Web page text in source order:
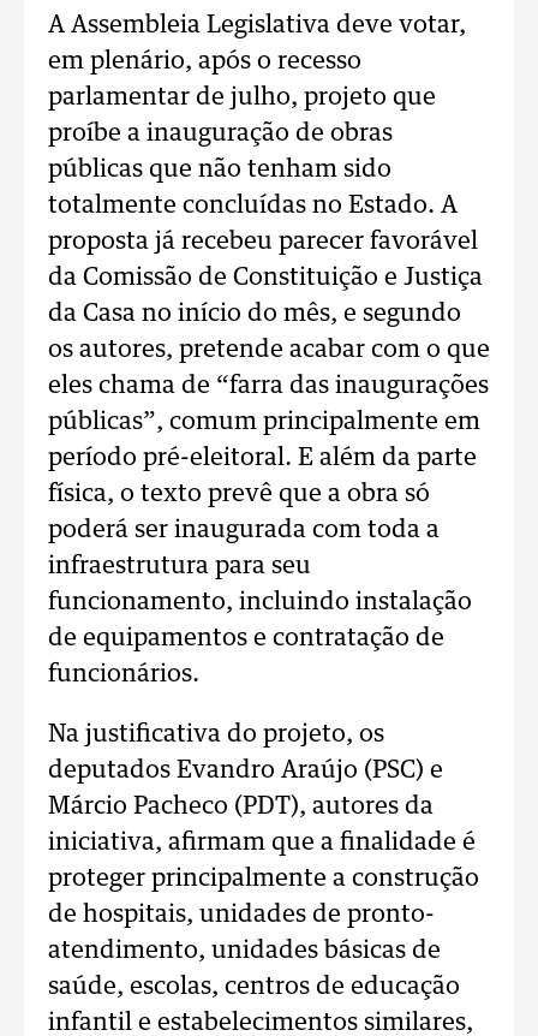
A Assembleia Legislativa deve votar,
em plenário, após o recesso
parlamentar de julho, projeto que
proíbe a inauguração de obras
públicas que não tenham sido
totalmente concluídas no Estado. A
proposta já recebeu parecer favorável
da Comissão de Constituição e Justiça
da Casa no início do mês, e segundo
os autores, pretende acabar com o que
eles chama de “farra das inaugurações
públicas”, comum principalmente em
período pré-eleitoral. E além da parte
física, o texto prevê que a obra só
poderá ser inaugurada com toda a
infraestrutura para seu
funcionamento, incluindo instalação
de equipamentos e contratação de
funcionários.
Na justificativa do projeto, os
deputados Evandro Araújo (PSC) e
Márcio Pacheco (PDT), autores da
iniciativa, afirmam que a finalidade é
proteger principalmente a construção
de hospitais, unidades de pronto-
atendimento, unidades básicas de
saúde, escolas, centros de educação
infantil e estabelecimentos similares,